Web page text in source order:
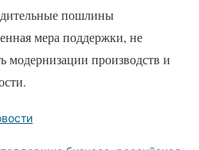
пошлины
мера поддержки, не
модернизации производств и